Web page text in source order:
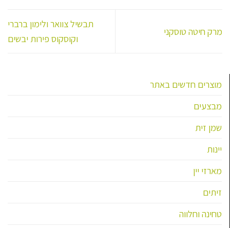
מרק חיטה טוסקני
תבשיל צוואר ולימון ברברי
וקוסקוס פירות יבשים
מוצרים חדשים באתר
מבצעים
שמן זית
יינות
מארזי יין
זיתים
טחינה וחלווה